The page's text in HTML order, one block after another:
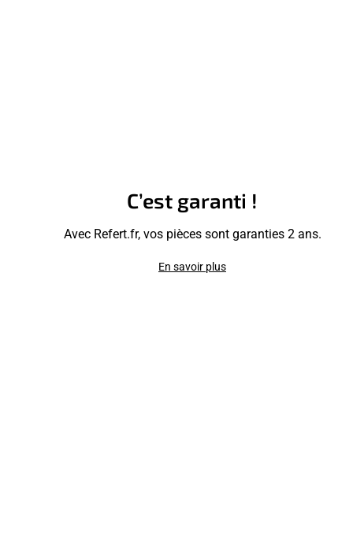
C’est garanti !
Avec Refert.fr, vos pièces sont garanties 2 ans.
En savoir plus